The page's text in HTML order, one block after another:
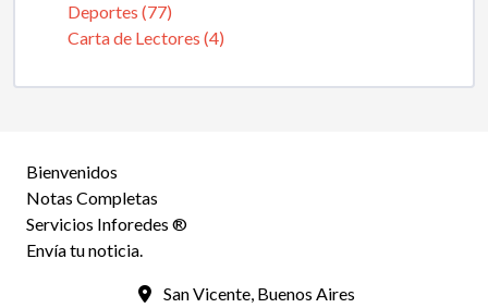
Deportes (77)
Carta de Lectores (4)
Bienvenidos
Notas Completas
Servicios Inforedes ®
Envía tu noticia.
San Vicente, Buenos Aires